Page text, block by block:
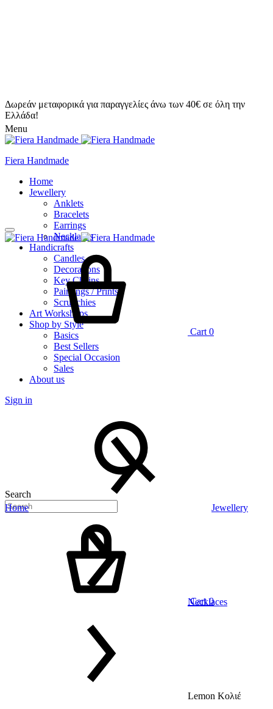
Δωρεάν μεταφορικά για παραγγελίες άνω των 40€ σε όλη την
Ελλάδα!
Menu
Fiera Handmade
Home
Jewellery
Anklets
Bracelets
Earrings
Necklaces
Handicrafts
Candles
Decorations
Key Chains
Paintings / Prints
Scrunchies
Art Workshops
Shop by Style
Basics
Best Sellers
Special Occasion
Sales
About us
Sign in
Search
Cart 0
Cart 0
Home Jewellery
Necklaces
Lemon Κολιέ